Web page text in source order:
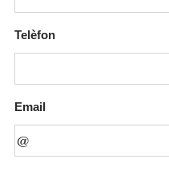
Telèfon
Email